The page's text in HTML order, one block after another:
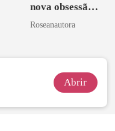
nova obsessão
do CEO
Roseanautora
Abrir